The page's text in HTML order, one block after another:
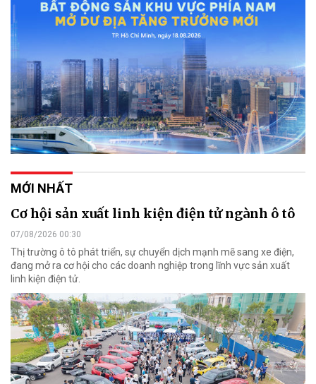
MỚI NHẤT
Cơ hội sản xuất linh kiện điện tử ngành ô tô
07/08/2026 00:30
Thị trường ô tô phát triển, sự chuyển dịch mạnh mẽ sang xe điện,
đang mở ra cơ hội cho các doanh nghiệp trong lĩnh vực sản xuất
linh kiện điện tử.